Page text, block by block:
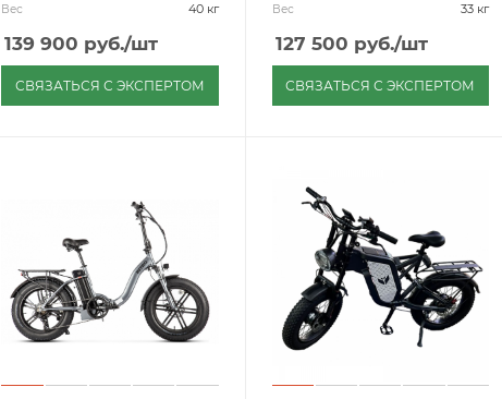
Вес 40 кг
139 900 руб./шт
СВЯЗАТЬСЯ С ЭКСПЕРТОМ
Вес 33 кг
127 500 руб./шт
СВЯЗАТЬСЯ С ЭКСПЕРТОМ